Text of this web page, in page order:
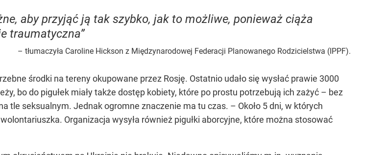
aby przyjąć ją tak szybko, jak to możliwe, ponieważ ciąża
traumatyczna”
– tłumaczyła Caroline Hickson z Międzynarodowej Federacji Planowanego Rodzicielstwa (IPPF).
środki na tereny okupowane przez Rosję. Ostatnio udało się wysłać prawie 3000
bo do pigułek miały także dostęp kobiety, które po prostu potrzebują ich zażyć – bez
tle seksualnym. Jednak ogromne znaczenie ma tu czas. – Około 5 dni, w których
Organizacja wysyła również pigułki aborcyjne, które można stosować